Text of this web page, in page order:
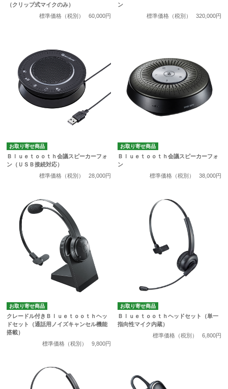
（クリップ式マイクのみ）
標準価格（税別）
60,000円
ン
標準価格（税別）
320,000円
お取り寄せ商品
Ｂｌｕｅｔｏｏｔｈ会議スピーカーフォ
ン（ＵＳＢ接続対応）
標準価格（税別）
28,000円
お取り寄せ商品
Ｂｌｕｅｔｏｏｔｈ会議スピーカーフォ
ン
標準価格（税別）
38,000円
お取り寄せ商品
クレードル付きＢｌｕｅｔｏｏｔｈヘッ
ドセット（通話用ノイズキャンセル機能
搭載）
標準価格（税別）
9,800円
お取り寄せ商品
Ｂｌｕｅｔｏｏｔｈヘッドセット（単一
指向性マイク内蔵）
標準価格（税別）
6,800円